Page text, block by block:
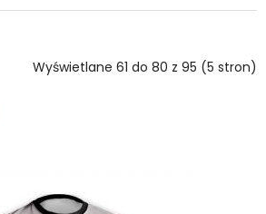
Wyświetlane 61 do 80 z 95 (5 stron)